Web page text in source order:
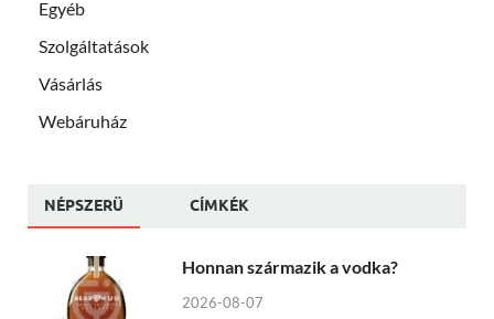
Egyéb
Szolgáltatások
Vásárlás
Webáruház
NÉPSZERÜ CÍMKÉK
Honnan származik a vodka?
2026-08-07